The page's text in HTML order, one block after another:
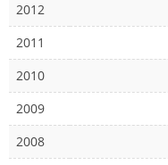
2012
2011
2010
2009
2008